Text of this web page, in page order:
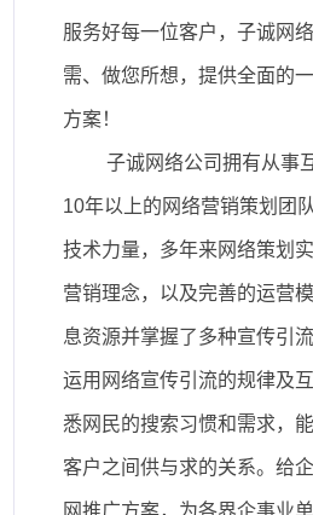
服务好每一位客户，子诚网
需、做您所想，提供全面的
方案！
子诚网络公司拥有从事
10年以上的网络营销策划团
技术力量，多年来网络策划
营销理念，以及完善的运营
息资源并掌握了多种宣传引
运用网络宣传引流的规律及
悉网民的搜索习惯和需求，
客户之间供与求的关系。给
网推广方案，为各界企事业